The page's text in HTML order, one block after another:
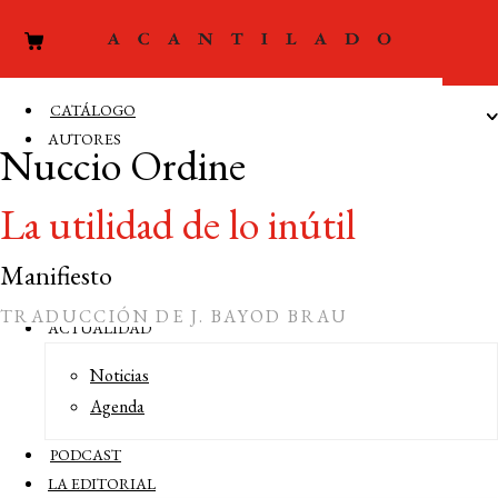
CATÁLOGO
AUTORES
Autores
Editores
Prologuistas
ACTUALIDAD
Noticias
Agenda
PODCAST
LA EDITORIAL
Nuccio Ordine
La utilidad de lo inútil
Manifiesto
TRADUCCIÓN DE J. BAYOD BRAU